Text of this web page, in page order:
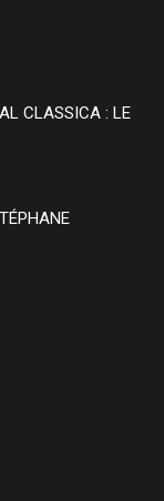
CLASSICA : LE